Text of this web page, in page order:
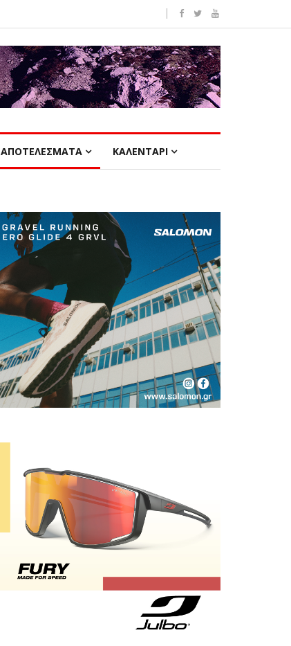
ΑΠΟΤΕΛΕΣΜΑΤΑ ΚΑΛΕΝΤΑΡΙ